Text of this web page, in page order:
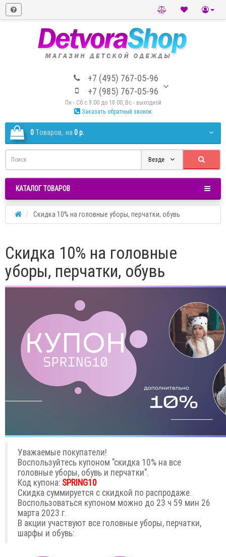
+7 (495) 767-05-96
+7 (985) 767-05-96
Пн - Сб с 9.00 до 18.00, Вс - выходной
Заказать обратный звонок
0 Tоваров, на 0 р.
Везде
КАТАЛОГ ТОВАРОВ
Скидка 10% на головные уборы, перчатки, обувь
Скидка 10% на головные
уборы, перчатки, обувь
Уважаемые покупатели!
Воспользуйтесь купоном "скидка 10% на все
головные уборы, обувь и перчатки".
Код купона: SPRING10
Скидка суммируется с скидкой по распродаже.
Воспользоваться купоном можно до 23 ч 59 мин 26
марта 2023 г.
В акции участвуют все головные уборы, перчатки,
шарфы и обувь: